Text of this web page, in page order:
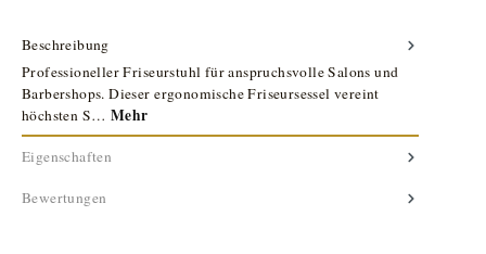
Beschreibung
Professioneller Friseurstuhl für anspruchsvolle Salons und
Barbershops. Dieser ergonomische Friseursessel vereint
höchsten S… Mehr
Eigenschaften
Bewertungen